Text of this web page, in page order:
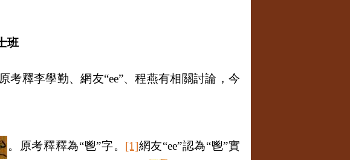
班
考釋李學勤、網友“ee”、程燕有相關討論，今
。原考釋釋為“鬯”字。 [1]網友“ee”認為“鬯”實